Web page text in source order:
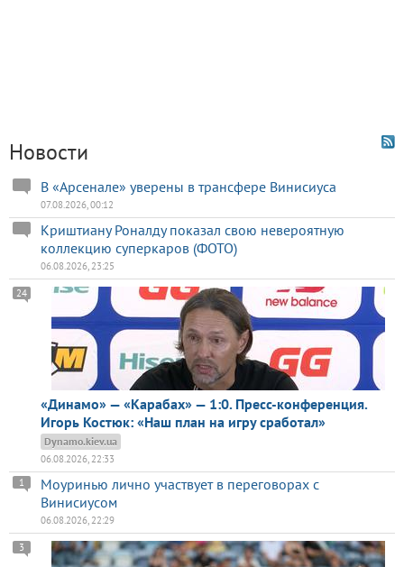
Новости
В «Арсенале» уверены в трансфере Винисиуса
07.08.2026, 00:12
Криштиану Роналду показал свою невероятную
коллекцию суперкаров (ФОТО)
06.08.2026, 23:25
«Динамо» — «Карабах» — 1:0. Пресс-конференция.
Игорь Костюк: «Наш план на игру сработал»
24
Dynamo.kiev.ua
06.08.2026, 22:33
Моуринью лично участвует в переговорах с
Винисиусом
1
06.08.2026, 22:29
3